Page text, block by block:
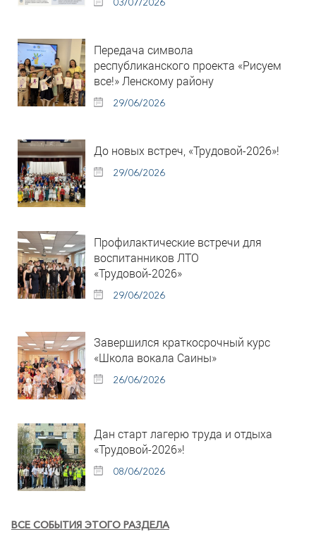
Передача символа
республиканского проекта «Рисуем
все!» Ленскому району
29/06/2026
До новых встреч, «Трудовой-2026»!
29/06/2026
Профилактические встречи для
воспитанников ЛТО
«Трудовой-2026»
29/06/2026
Завершился краткосрочный курс
«Школа вокала Саины»
26/06/2026
Дан старт лагерю труда и отдыха
«Трудовой-2026»!
08/06/2026
ВСЕ СОБЫТИЯ ЭТОГО РАЗДЕЛА